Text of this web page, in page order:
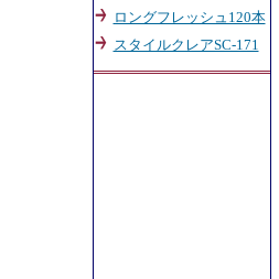
ロングフレッシュ120本
スタイルクレアSC-171